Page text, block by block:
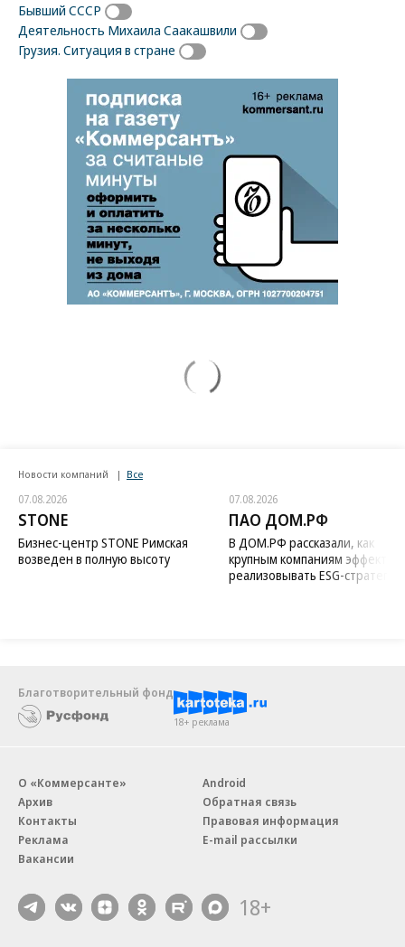
Бывший СССР
Деятельность Михаила Саакашвили
Грузия. Ситуация в стране
Новости компаний Все
07.08.2026
STONE
Бизнес-центр STONE Римская
возведен в полную высоту
07.08.2026
ПАО ДОМ.РФ
В ДОМ.РФ рассказали, как
крупным компаниям
реализовывать ESG-стратегию
Благотворительный фонд
18+ реклама
О «Коммерсанте»
Архив
Контакты
Реклама
Вакансии
Android
Обратная связь
Правовая информация
E-mail рассылки
18+